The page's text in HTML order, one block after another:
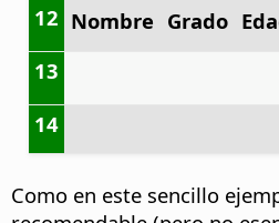
12 Nombre Grado
13
14
Como en este sencillo